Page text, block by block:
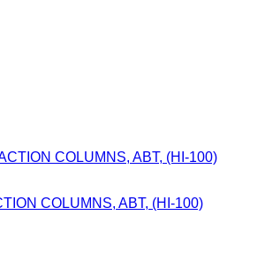
COLUMNS, ABT, (HI-100)